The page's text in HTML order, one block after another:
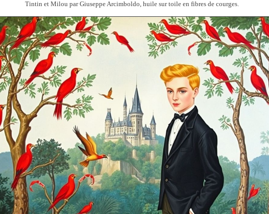
Tintin et Milou par Giuseppe Arcimboldo, huile sur toile en fibres de courges.